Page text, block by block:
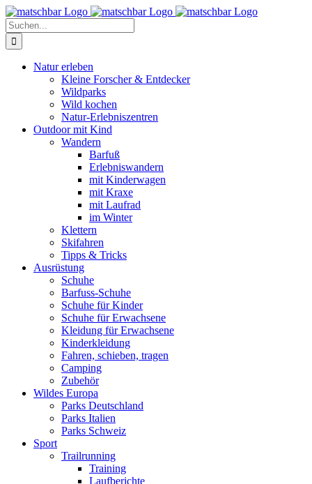
Zum
Inhalt
springen
Facebook
X
Instagram
Pinterest
Suche
nach:
Natur erleben
Kleine Forscher & Entdecker
Wildparks
Wild kochen
Natur-Erlebniszentren
Outdoor mit Kind
Wandern
Barfuß
Erlebniswandern
mit Kinderwagen
mit Kraxe
mit Laufrad
im Winter
Klettern
Skifahren
Tipps & Tricks
Ausrüstung
Schuhe
Barfuss-Schuhe
Schuhe für Kinder
Schuhe für Erwachsene
Kleidung für Erwachsene
Kinderkleidung
Fahren, schieben, tragen
Camping
Zubehör
Wildes Europa
Parks Deutschland
Parks Italien
Parks Schweiz
Sport
Trailrunning
Training
Laufberichte